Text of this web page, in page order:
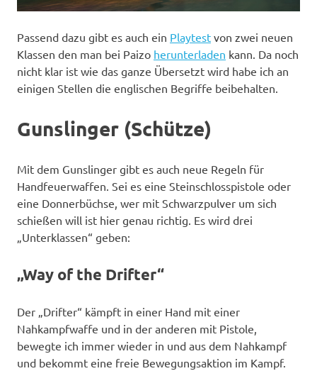
Passend dazu gibt es auch ein Playtest von zwei neuen
Klassen den man bei Paizo herunterladen kann. Da noch
nicht klar ist wie das ganze Übersetzt wird habe ich an
einigen Stellen die englischen Begriffe beibehalten.
Gunslinger (Schütze)
Mit dem Gunslinger gibt es auch neue Regeln für
Handfeuerwaffen. Sei es eine Steinschlosspistole oder
eine Donnerbüchse, wer mit Schwarzpulver um sich
schießen will ist hier genau richtig. Es wird drei
„Unterklassen“ geben:
„Way of the Drifter“
Der „Drifter“ kämpft in einer Hand mit einer
Nahkampfwaffe und in der anderen mit Pistole,
bewegte ich immer wieder in und aus dem Nahkampf
und bekommt eine freie Bewegungsaktion im Kampf.